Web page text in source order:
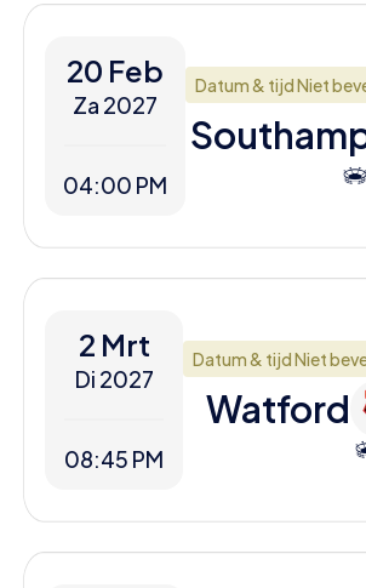
20 Feb
Za 2027
04:00 PM
Datum & tijd Niet
2 Mrt
Di 2027
08:45 PM
Datum & tijd Niet
Watford